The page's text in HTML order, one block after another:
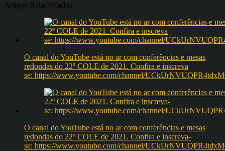
Artigos Relacionados
O canal do YouTube está no ar com conferências e mesas
redondas do 22º COLE de 2021. Confira e inscreva
se: https://www.youtube.com/channel/
O canal do YouTube está no ar com conferências e mesas
redondas do 22º COLE de 2021. Confira e inscreva-
se: https://www.youtube.com/channel/